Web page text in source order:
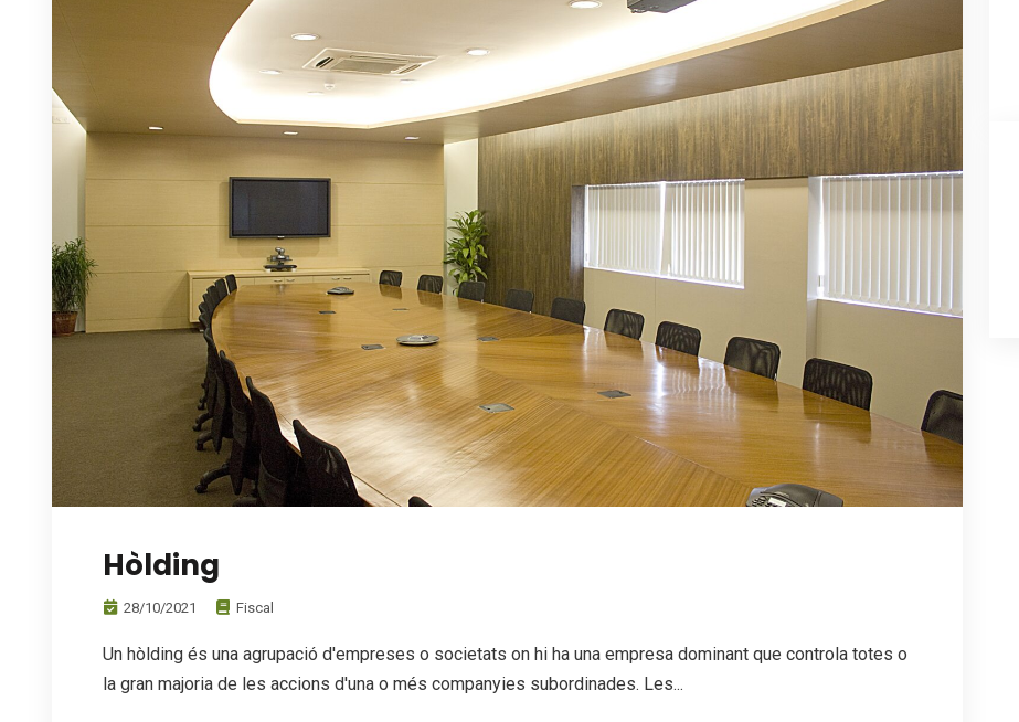
Hòlding
28/10/2021 Fiscal
Un hòlding és una agrupació d'empreses o societats on hi ha una empresa dominant que controla totes o
la gran majoria de les accions d'una o més companyies subordinades. Les...